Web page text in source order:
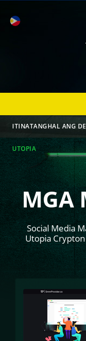
ITINATANGHAL ANG
UTOPIA
MGA
Social Media
Utopia Crypton